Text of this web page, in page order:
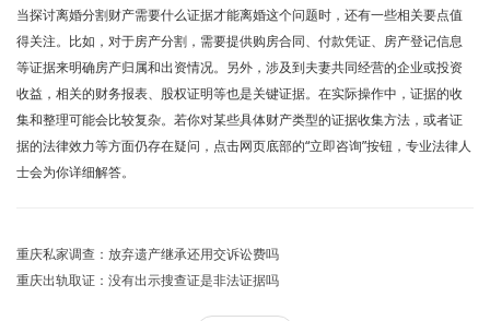
当探讨离婚分割财产需要什么证据才能离婚这个问题时，还有一些相关要点值
得关注。比如，对于房产分割，需要提供购房合同、付款凭证、房产登记信息
等证据来明确房产归属和出资情况。另外，涉及到夫妻共同经营的企业或投资
收益，相关的财务报表、股权证明等也是关键证据。在实际操作中，证据的收
集和整理可能会比较复杂。若你对某些具体财产类型的证据收集方法，或者证
据的法律效力等方面仍存在疑问，点击网页底部的“立即咨询”按钮，专业法律人
士会为你详细解答。
重庆私家调查：放弃遗产继承还用交诉讼费吗
重庆出轨取证：没有出示搜查证是非法证据吗